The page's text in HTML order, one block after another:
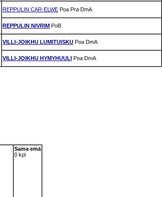
REPPULIN CAR-ELWE Poa Pra DmA
REPPULIN NIVRIM PoB
VILLI-JOIKHU LUMITUISKU Poa DmA
VILLI-JOIKHU HYMYHUULI Poa DmA
Sama emä
0 kpl